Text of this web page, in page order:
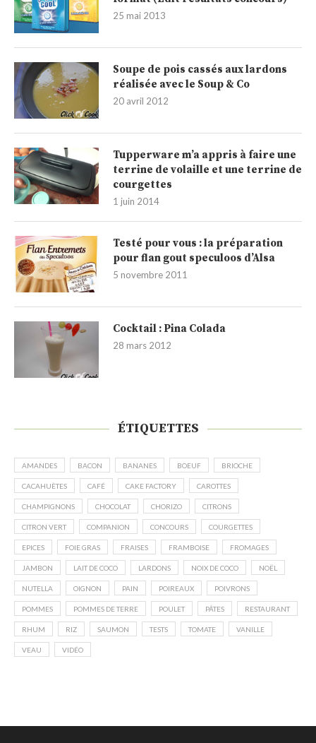
25 mai 2013
Soupe de pois cassés aux lardons
réalisée avec le Soup & Co
20 avril 2012
Tupperware m’a appris à faire une
terrine de volaille et une terrine de
courgettes
1 juin 2014
Testé pour vous : la préparation
pour flan gout speculoos d’Alsa
5 novembre 2011
Cocktail : Pina Colada
28 mars 2012
ÉTIQUETTES
AMANDES BACON BANANES BOEUF BRIOCHE
CACAHUÈTES CAFÉ CAKE FACTORY CAROTTES
CHAMPIGNONS CHOCOLAT CHORIZO CITRONS
CITRON VERT COMPANION CONCOURS COURGETTES
EPICES FOIE GRAS FRAISES FRAMBOISE FROMAGES
JAMBON LAIT DE COCO LARDONS NOIX DE COCO NOËL
NUTELLA OIGNON PAIN POIREAUX POIVRONS
POMMES POMMES DE TERRE POULET PÂTES RESTAURANT
RHUM RIZ SAUMON TESTS TOMATE VANILLE
VEAU VIDÉO